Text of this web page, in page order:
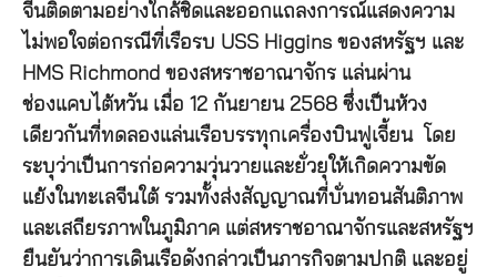
จีนติดตามอย่างใกล้ชิดและออกแถลงการณ์แสดงความ
ไม่พอใจต่อกรณีที่เรือรบ USS Higgins ของสหรัฐฯ และ
HMS Richmond ของสหราชอาณาจักร แล่นผ่าน
ช่องแคบไต้หวัน เมื่อ 12 กันยายน 2568 ซึ่งเป็นห้วง
เดียวกันที่ทดลองแล่นเรือบรรทุกเครื่องบินฟูเจี้ยน โดย
ระบุว่าเป็นการก่อความวุ่นวายและยั่วยุให้เกิดความขัด
แย้งในทะเลจีนใต้ รวมทั้งส่งสัญญาณที่บั่นทอนสันติภาพ
และเสถียรภาพในภูมิภาค แต่สหราชอาณาจักรและสหรัฐฯ
ยืนยันว่าการเดินเรือดังกล่าวเป็นภารกิจตามปกติ และอยู่